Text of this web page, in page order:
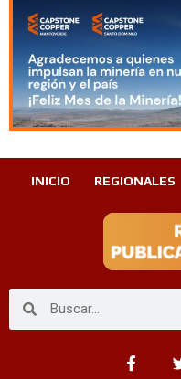
INICIO REGIONALES